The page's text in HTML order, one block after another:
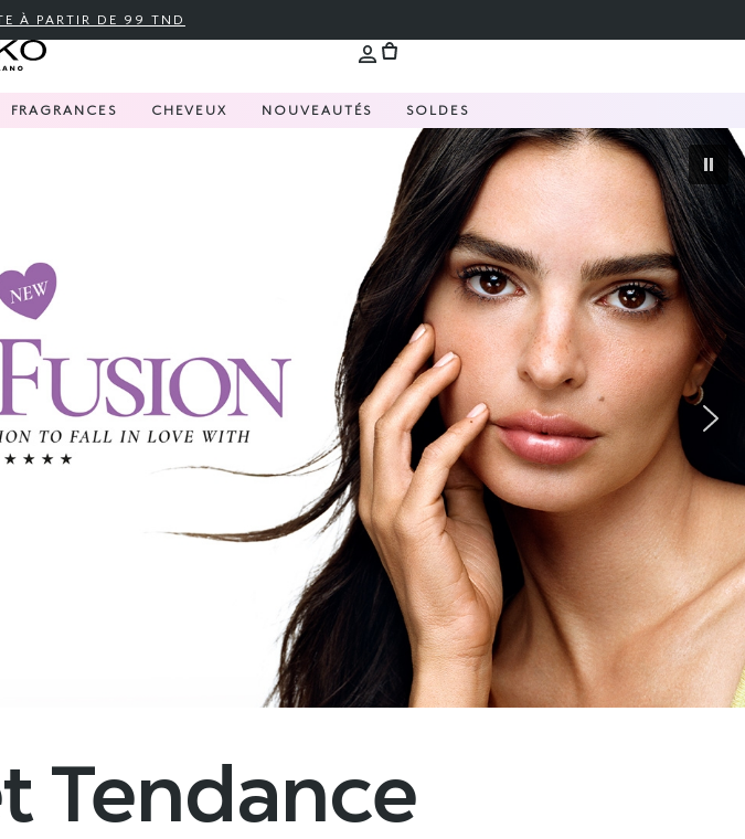
À PARTIR DE 99 TND
FRAGRANCES CHEVEUX NOUVEAUTÉS SOLDES
Tendance